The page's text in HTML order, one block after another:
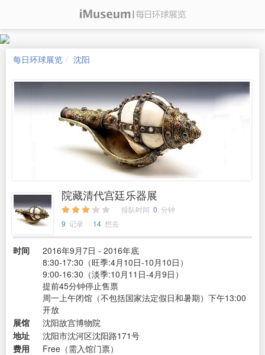
每日环球展览 沈阳
院藏清代宫廷乐器展
排队时间 0 分钟
9 记录 14 想去
时间
2016年9月7日 - 2016年底
8:30-17:30（旺季:4月10日-10月10日）
9:00-16:30（淡季:10月11日-4月9日）
提前45分钟停止售票
周一上午闭馆（不包括国家法定假日和暑期）下午13:00
开放
展馆
沈阳故宫博物院
地址
沈阳市沈河区沈阳路171号
费用
Free（需入馆门票）